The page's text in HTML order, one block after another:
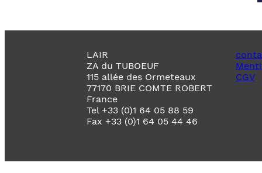
LAIR
ZA du TUBOEUF
115 allée des Ormeteaux
77170 BRIE COMTE ROBERT
France
Tel +33 (0)1 64 05 88 59
Fax +33 (0)1 64 05 44 46
CGV